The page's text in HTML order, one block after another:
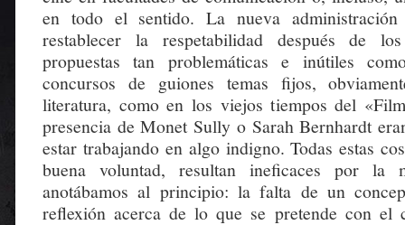
en todo el sentido. La nueva
restablecer la respetabilidad después de
propuestas tan problemáticas e inútiles
concursos de guiones temas fijos,
literatura, como en los viejos tiempos del
presencia de Monet Sully o Sarah Bernhardt
estar trabajando en algo indigno. Todas estas
buena voluntad, resultan ineficaces por la
anotábamos al principio: la falta de un
reflexión acerca de lo que se pretende con el